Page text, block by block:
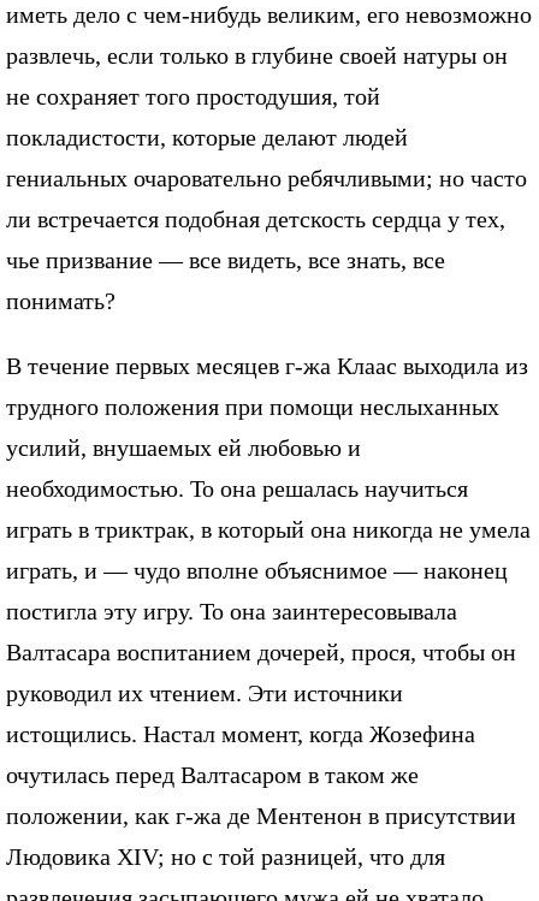
иметь дело с чем-нибудь великим, его невозможно
развлечь, если только в глубине своей натуры он
не сохраняет того простодушия, той
покладистости, которые делают людей
гениальных очаровательно ребячливыми; но часто
ли встречается подобная детскость сердца у тех,
чье призвание — все видеть, все знать, все
понимать?
В течение первых месяцев г-жа Клаас выходила из
трудного положения при помощи неслыханных
усилий, внушаемых ей любовью и
необходимостью. То она решалась научиться
играть в триктрак, в который она никогда не умела
играть, и — чудо вполне объяснимое — наконец
постигла эту игру. То она заинтересовывала
Валтасара воспитанием дочерей, прося, чтобы он
руководил их чтением. Эти источники
истощились. Настал момент, когда Жозефина
очутилась перед Валтасаром в таком же
положении, как г-жа де Ментенон в присутствии
Людовика XIV; но с той разницей, что для